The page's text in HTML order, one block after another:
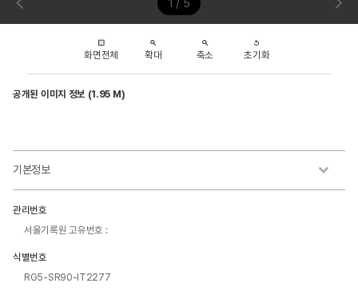
1 / 5
화면전체 확대 축소 초기화
공개된 이미지 정보 (1.95 M)
기본정보
관리번호
서울기록원 고유번호 :
식별번호
RG5-SR90-IT2277